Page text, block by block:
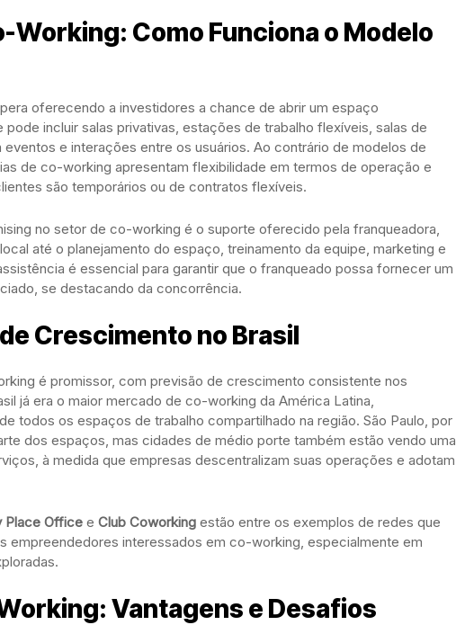
Working: Como Funciona o Modelo
oferecendo a investidores a chance de abrir um espaço
incluir salas privativas, estações de trabalho flexíveis, salas de
eventos e interações entre os usuários. Ao contrário de modelos de
de co-working apresentam flexibilidade em termos de operação e
são temporários ou de contratos flexíveis.
no setor de co-working é o suporte oferecido pela franqueadora,
até o planejamento do espaço, treinamento da equipe, marketing e
é essencial para garantir que o franqueado possa fornecer um
se destacando da concorrência.
Crescimento no Brasil
é promissor, com previsão de crescimento consistente nos
já era o maior mercado de co-working da América Latina,
todos os espaços de trabalho compartilhado na região. São Paulo, por
dos espaços, mas cidades de médio porte também estão vendo uma
à medida que empresas descentralizam suas operações e adotam
Place Office e Club Coworking estão entre os exemplos de redes que
empreendedores interessados em co-working, especialmente em
Vantagens e Desafios